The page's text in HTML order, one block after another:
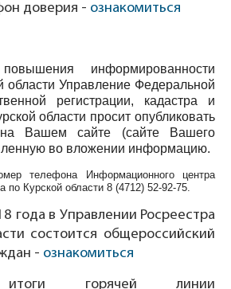
доверия - ознакомиться
информированности
области Управление Федеральной
регистрации, кадастра и
области просит опубликовать
на Вашем сайте (сайте Вашего
во вложении информацию.
телефона Информационного центра
по Курской области 8 (4712) 52-92-75.
года в Управлении Росреестра
состоится общероссийский
- ознакомиться
горячей линии